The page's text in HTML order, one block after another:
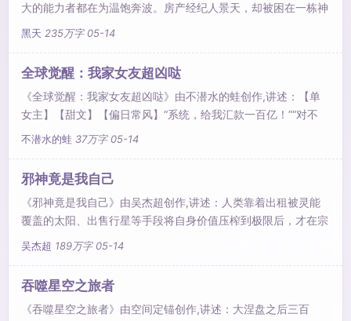
大的能力者都在为温饱奔波。房产经纪人景天，却被困在一栋神
奇别墅内，当..
黑天 235万字 05-14
全球觉醒：我家女友超凶哒
《全球觉醒：我家女友超凶哒》由不潜水的蛙创作,讲述：【单
女主】【甜文】【偏日常风】“系统，给我汇款一百亿！”“对不
起，无法办到。”“..
不潜水的蛙 37万字 05-14
邪神竟是我自己
《邪神竟是我自己》由吴杰超创作,讲述：人类靠着出租被灵能
覆盖的太阳、出售行星等手段将自身价值压榨到极限后，才在宗
主文 明..
吴杰超 189万字 05-14
吞噬星空之旅者
《吞噬星空之旅者》由空间定锚创作,讲述：大涅盘之后三百